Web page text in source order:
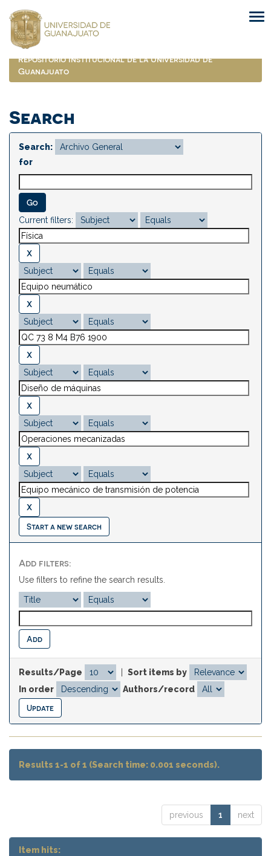
navigation
Repositorio Institucional de la Universidad de
Guanajuato
Search
Search:
for
Current filters:
Start a new search
Add filters:
Use filters to refine the search results.
Results/Page
Sort items by
In order
Authors/record
Results 1-1 of 1 (Search time: 0.001 seconds).
previous 1 next
Item hits: